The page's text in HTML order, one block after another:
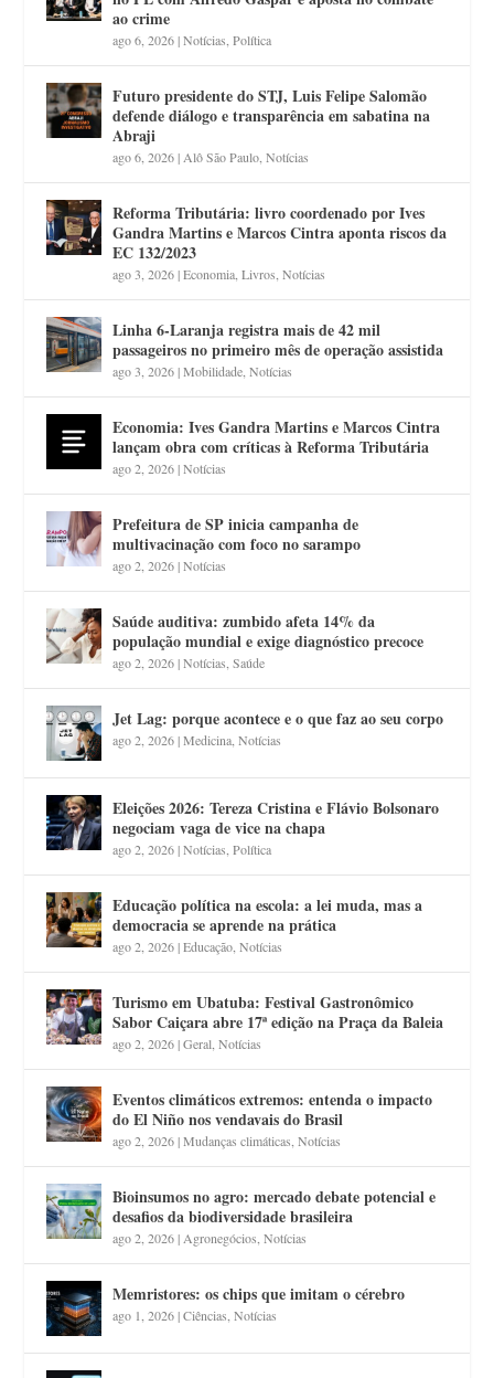
ao crime
ago 6, 2026|Notícias,Política
Futuro presidente do STJ, Luis Felipe Salomão
defende diálogo e transparência em sabatina na
Abraji
ago 6, 2026|Alô São Paulo,Notícias
Reforma Tributária: livro coordenado por Ives
Gandra Martins e Marcos Cintra aponta riscos da
EC 132/2023
ago 3, 2026|Economia,Livros,Notícias
Linha 6-Laranja registra mais de 42 mil
passageiros no primeiro mês de operação assistida
ago 3, 2026|Mobilidade,Notícias
Economia: Ives Gandra Martins e Marcos Cintra
lançam obra com críticas à Reforma Tributária
ago 2, 2026|Notícias
Prefeitura de SP inicia campanha de
multivacinação com foco no sarampo
ago 2, 2026|Notícias
Saúde auditiva: zumbido afeta 14% da
população mundial e exige diagnóstico precoce
ago 2, 2026|Notícias,Saúde
Jet Lag: porque acontece e o que faz ao seu corpo
ago 2, 2026|Medicina,Notícias
Eleições 2026: Tereza Cristina e Flávio Bolsonaro
negociam vaga de vice na chapa
ago 2, 2026|Notícias,Política
Educação política na escola: a lei muda, mas a
democracia se aprende na prática
ago 2, 2026|Educação,Notícias
Turismo em Ubatuba: Festival Gastronômico
Sabor Caiçara abre 17ª edição na Praça da Baleia
ago 2, 2026|Geral,Notícias
Eventos climáticos extremos: entenda o impacto
do El Niño nos vendavais do Brasil
ago 2, 2026|Mudanças climáticas,Notícias
Bioinsumos no agro: mercado debate potencial e
desafios da biodiversidade brasileira
ago 2, 2026|Agronegócios,Notícias
Memristores: os chips que imitam o cérebro
ago 1, 2026|Ciências,Notícias